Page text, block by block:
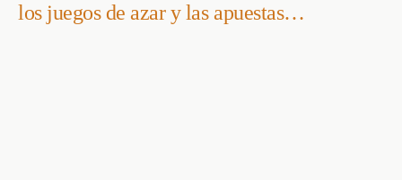
los juegos de azar y las apuestas